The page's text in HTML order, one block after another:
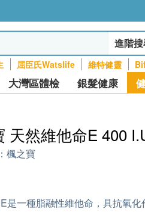
進階
屈臣氏Watslife 維特健靈
大灣區體檢 銀髮健康
天然維他命E 400
楓之寶
是一種脂融性維他命，具抗氧化